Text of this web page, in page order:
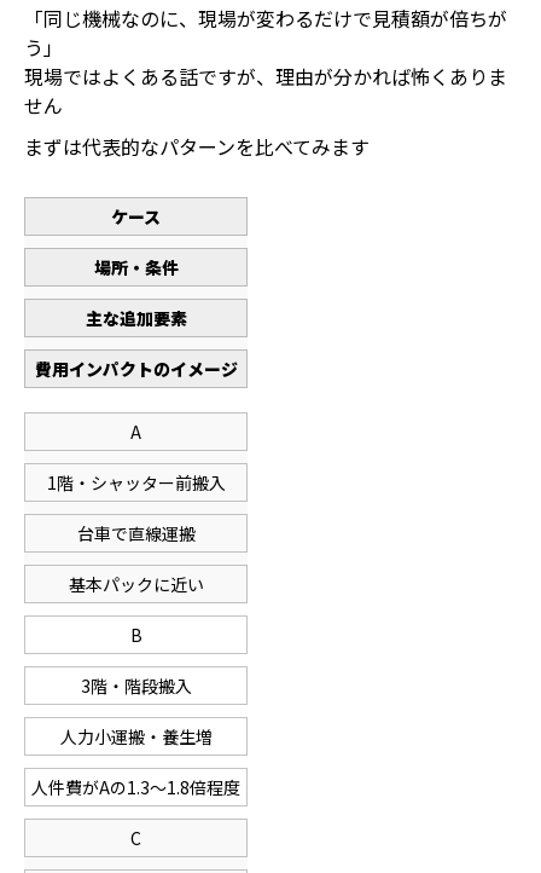
「同じ機械なのに、現場が変わるだけで見積額が倍ちが
う」
現場ではよくある話ですが、理由が分かれば怖くありま
せん
まずは代表的なパターンを比べてみます
ケース
場所・条件
主な追加要素
費用インパクトのイメージ
A
1階・シャッター前搬入
台車で直線運搬
基本パックに近い
B
3階・階段搬入
人力小運搬・養生増
人件費がAの1.3～1.8倍程度
C